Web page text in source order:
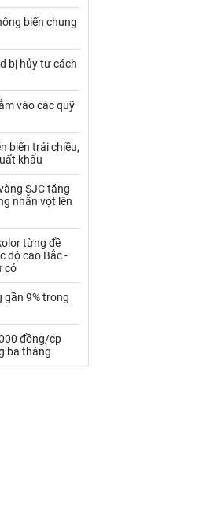
cốc
bón
ăn chăn nuôi
Xăng dầu
biến chung
bị hủy tư cách
vào các quỹ
biến trái chiều,
khẩu
SJC tăng
nhẫn vọt lên
từng đề
độ cao Bắc -
có
gần 9% trong
đồng/cp
ba tháng